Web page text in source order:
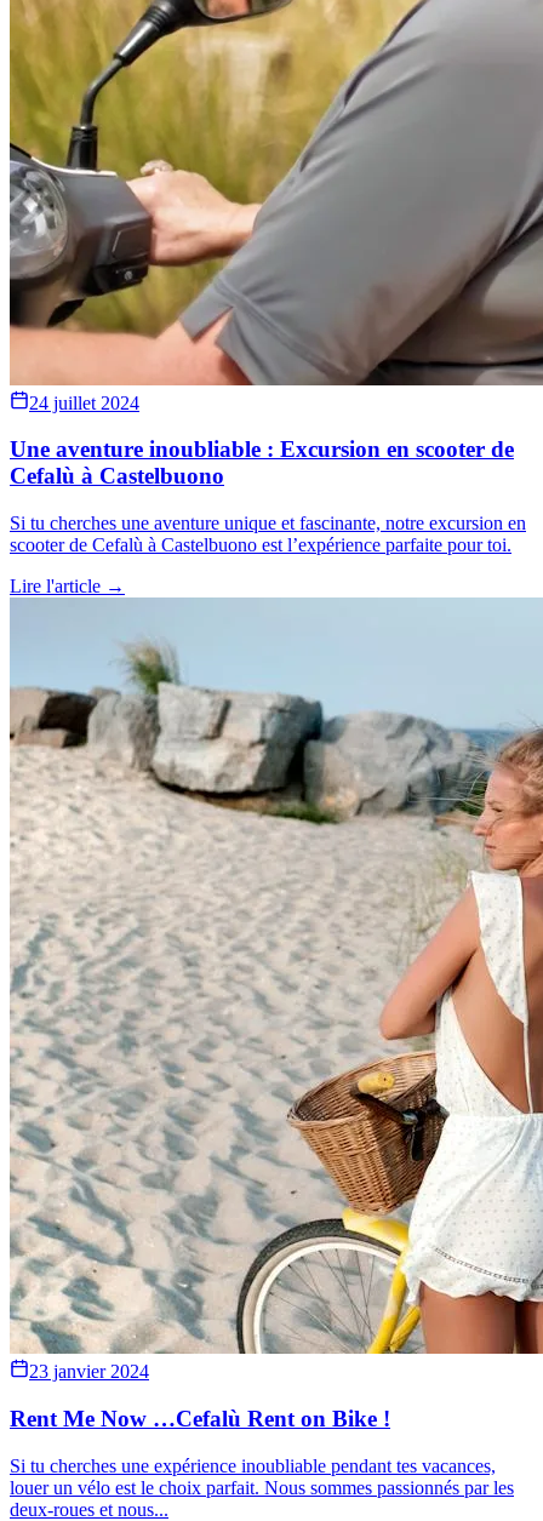
24 juillet 2024
Une aventure inoubliable : Excursion en scooter de
Cefalù à Castelbuono
Si tu cherches une aventure unique et fascinante, notre excursion en
scooter de Cefalù à Castelbuono est l’expérience parfaite pour toi.
Lire l'article →
23 janvier 2024
Rent Me Now …Cefalù Rent on Bike !
Si tu cherches une expérience inoubliable pendant tes vacances,
louer un vélo est le choix parfait. Nous sommes passionnés par les
deux-roues et nous...